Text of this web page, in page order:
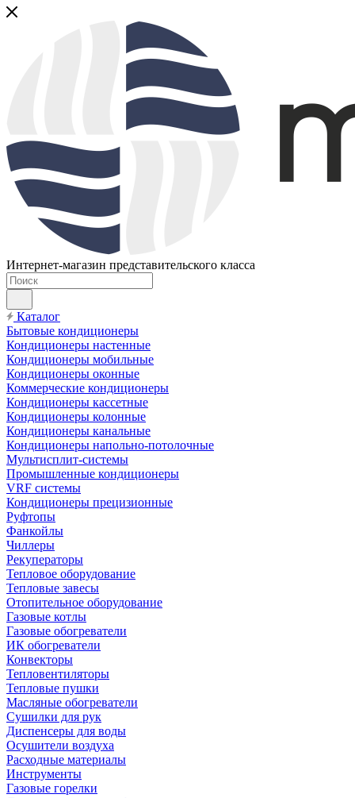
Интернет-магазин представительского класса
Каталог
Бытовые кондиционеры
Кондиционеры настенные
Кондиционеры мобильные
Кондиционеры оконные
Коммерческие кондиционеры
Кондиционеры кассетные
Кондиционеры колонные
Кондиционеры канальные
Кондиционеры напольно-потолочные
Мультисплит-системы
Промышленные кондиционеры
VRF системы
Кондиционеры прецизионные
Руфтопы
Фанкойлы
Чиллеры
Рекуператоры
Тепловое оборудование
Тепловые завесы
Отопительное оборудование
Газовые котлы
Газовые обогреватели
ИК обогреватели
Конвекторы
Тепловентиляторы
Тепловые пушки
Масляные обогреватели
Сушилки для рук
Диспенсеры для воды
Осушители воздуха
Расходные материалы
Инструменты
Газовые горелки